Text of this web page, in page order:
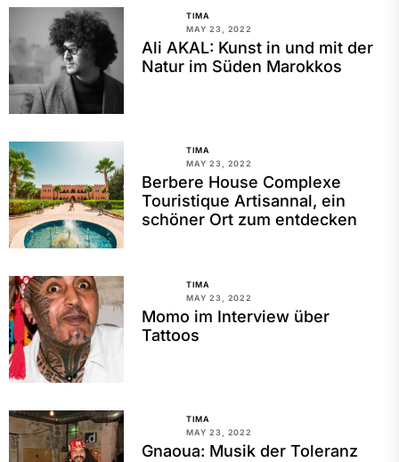
TIMA
MAY 23, 2022
Ali AKAL: Kunst in und mit der
Natur im Süden Marokkos
TIMA
MAY 23, 2022
Berbere House Complexe
Touristique Artisannal, ein
schöner Ort zum entdecken
TIMA
MAY 23, 2022
Momo im Interview über
Tattoos
TIMA
MAY 23, 2022
Gnaoua: Musik der Toleranz